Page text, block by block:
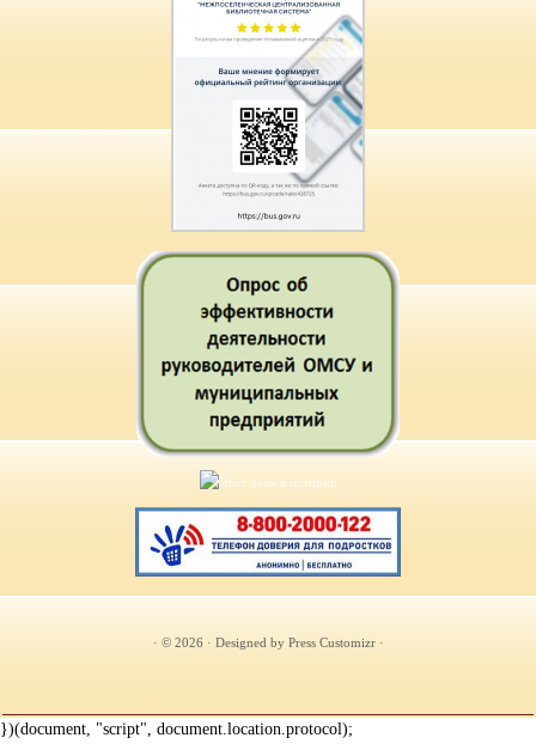
· © 2026 · Designed by Press Customizr·
})(document, "script", document.location.protocol);